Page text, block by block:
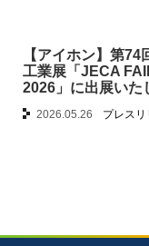
【アイホン】第74
工業展「JECA
2026」に出展いた
2026.05.26 プレスリ